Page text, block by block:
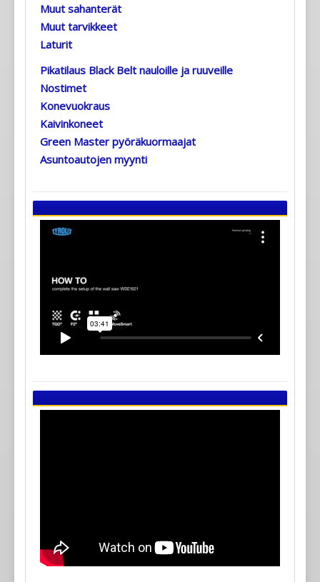
Muut sahanterät
Muut tarvikkeet
Laturit
Pikatilaus Black Belt nauloille ja ruuveille
Nostimet
Konevuokraus
Kaivinkoneet
Green Master pyöräkuormaajat
Asuntoautojen myynti